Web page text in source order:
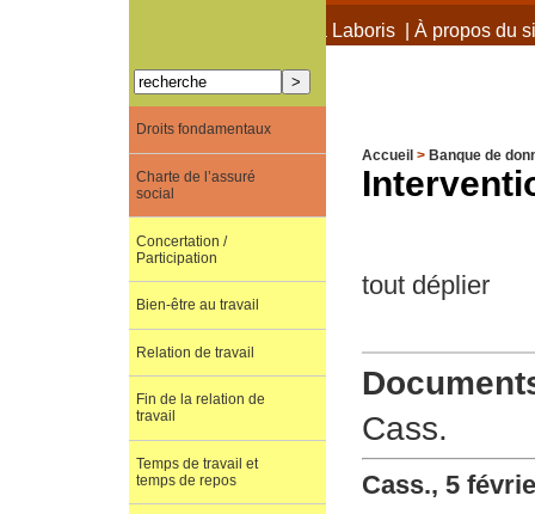
À propos de Terra Laboris| À propos du
Accueil > Banque de
tout déplier
Cass.
Cass., 5
Droits fondamentaux
Charte de l’assuré
social
Concertation /
Participation
Bien-être au travail
Relation de travail
Fin de la relation de
travail
Temps de travail et
temps de repos